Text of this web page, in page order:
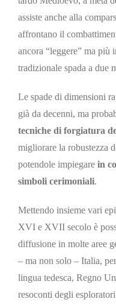
assiste anche alla
affrontano il
ancora “leggere” ma più
tradizionale spada a due
Le spade di dimensioni
già da decenni, ma
tecniche di forgiatura
migliorare la robustezza
potendole impiegare in
simboli cerimoniali.
Mettendo insieme vari
XVI e XVII secolo è
diffusione in molte aree
– ma non solo – Italia,
lingua tedesca, Regno
resoconti degli